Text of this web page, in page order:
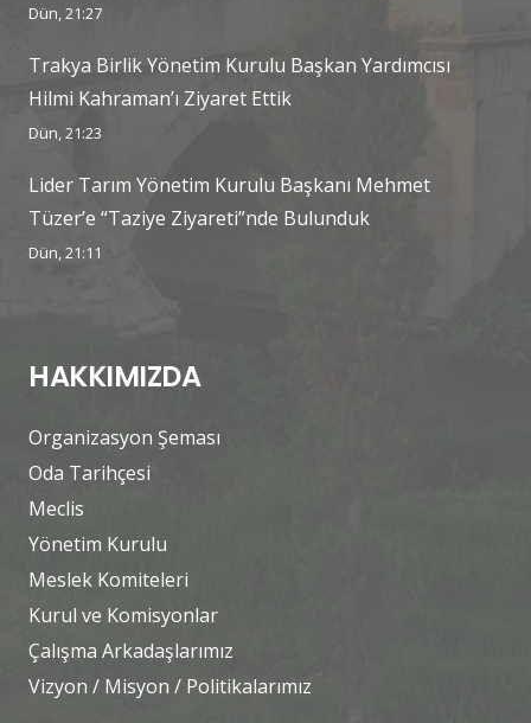
Dün, 21:27
Trakya Birlik Yönetim Kurulu Başkan Yardımcısı
Hilmi Kahraman’ı Ziyaret Ettik
Dün, 21:23
Lider Tarım Yönetim Kurulu Başkanı Mehmet
Tüzer’e “Taziye Ziyareti”nde Bulunduk
Dün, 21:11
HAKKIMIZDA
Organizasyon Şeması
Oda Tarihçesi
Meclis
Yönetim Kurulu
Meslek Komiteleri
Kurul ve Komisyonlar
Çalışma Arkadaşlarımız
Vizyon / Misyon / Politikalarımız